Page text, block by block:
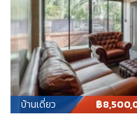
บ้านเดี่ยว ฿